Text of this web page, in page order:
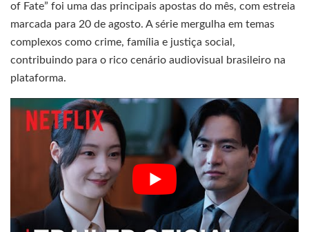
of Fate” foi uma das principais apostas do mês, com estreia
marcada para 20 de agosto. A série mergulha em temas
complexos como crime, família e justiça social,
contribuindo para o rico cenário audiovisual brasileiro na
plataforma.